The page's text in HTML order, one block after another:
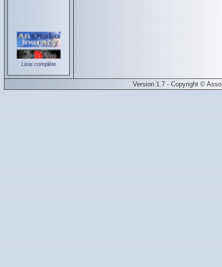
Liste complète
Version 1.7 - Copyright ©